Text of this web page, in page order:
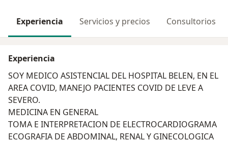
Experiencia Servicios y precios Consultorios
Experiencia
SOY MEDICO ASISTENCIAL DEL HOSPITAL BELEN, EN EL
AREA COVID, MANEJO PACIENTES COVID DE LEVE A
SEVERO.
MEDICINA EN GENERAL
TOMA E INTERPRETACION DE ELECTROCARDIOGRAMA
ECOGRAFIA DE ABDOMINAL, RENAL Y GINECOLOGICA